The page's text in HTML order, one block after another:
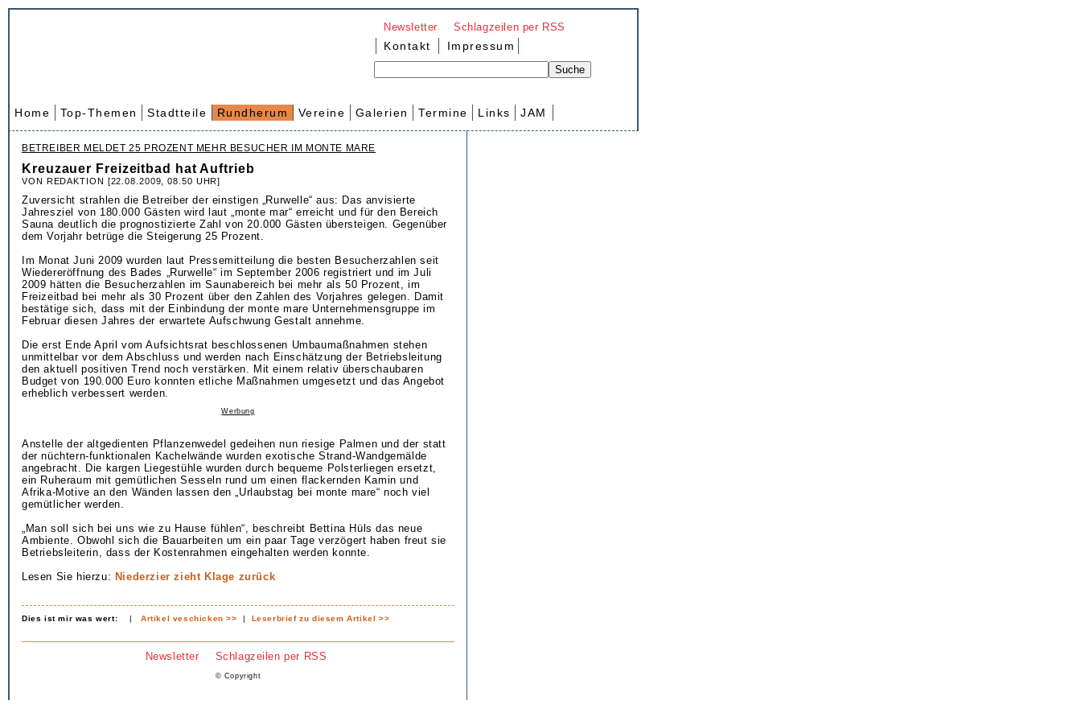
Newsletter Schlagzeilen per RSS
Kontakt Impressum
Home Top-Themen Stadtteile Rundherum Vereine Galerien Termine Links JAM
BETREIBER MELDET 25 PROZENT MEHR BESUCHER IM MONTE MARE
Kreuzauer Freizeitbad hat Auftrieb
VON REDAKTION [22.08.2009, 08.50 UHR]
Zuversicht strahlen die Betreiber der einstigen „Rurwelle“ aus: Das anvisierte
Jahresziel von 180.000 Gästen wird laut „monte mar“ erreicht und für den Bereich
Sauna deutlich die prognostizierte Zahl von 20.000 Gästen übersteigen. Gegenüber
dem Vorjahr betrüge die Steigerung 25 Prozent.
Im Monat Juni 2009 wurden laut Pressemitteilung die besten Besucherzahlen seit
Wiedereröffnung des Bades „Rurwelle“ im September 2006 registriert und im Juli
2009 hätten die Besucherzahlen im Saunabereich bei mehr als 50 Prozent, im
Freizeitbad bei mehr als 30 Prozent über den Zahlen des Vorjahres gelegen. Damit
bestätige sich, dass mit der Einbindung der monte mare Unternehmensgruppe im
Februar diesen Jahres der erwartete Aufschwung Gestalt annehme.
Die erst Ende April vom Aufsichtsrat beschlossenen Umbaumaßnahmen stehen
unmittelbar vor dem Abschluss und werden nach Einschätzung der Betriebsleitung
den aktuell positiven Trend noch verstärken. Mit einem relativ überschaubaren
Budget von 190.000 Euro konnten etliche Maßnahmen umgesetzt und das Angebot
erheblich verbessert werden.
Werbung
Anstelle der altgedienten Pflanzenwedel gedeihen nun riesige Palmen und der statt
der nüchtern-funktionalen Kachelwände wurden exotische Strand-Wandgemälde
angebracht. Die kargen Liegestühle wurden durch bequeme Polsterliegen ersetzt,
ein Ruheraum mit gemütlichen Sesseln rund um einen flackernden Kamin und
Afrika-Motive an den Wänden lassen den „Urlaubstag bei monte mare“ noch viel
gemütlicher werden.
„Man soll sich bei uns wie zu Hause fühlen“, beschreibt Bettina Hüls das neue
Ambiente. Obwohl sich die Bauarbeiten um ein paar Tage verzögert haben freut sie
Betriebsleiterin, dass der Kostenrahmen eingehalten werden konnte.
Lesen Sie hierzu: Niederzier zieht Klage zurück
Dies ist mir was wert: |Artikel veschicken >> | Leserbrief zu diesem Artikel >>
Newsletter Schlagzeilen per RSS
© Copyright